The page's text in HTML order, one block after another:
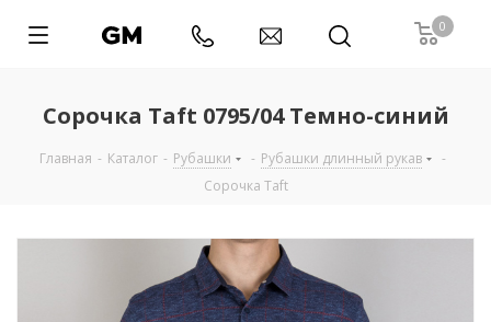
0
Сорочка Taft 0795/04 Темно-синий
Главная - Каталог - Рубашки - Рубашки длинный рукав
-
Сорочка Taft